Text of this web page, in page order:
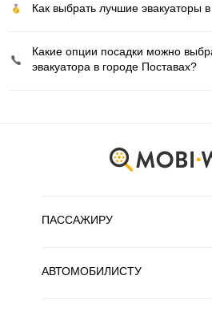
Как выбрать лучшие эвакуаторы
Какие опции посадки можно
эвакуатора в городе Поставах?
ПАССАЖИРУ
АВТОМОБИЛИСТУ